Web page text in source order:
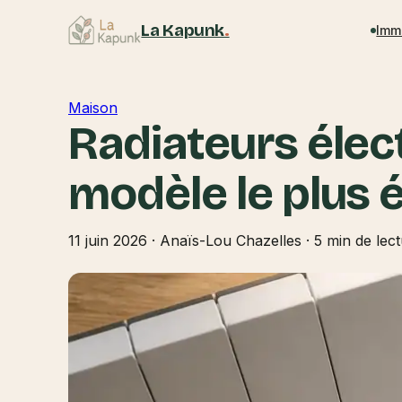
La Kapunk.
Maison
Radiateurs
modèle le plus
11 juin 2026 · Anaïs-Lou Chazelles · 5 min de